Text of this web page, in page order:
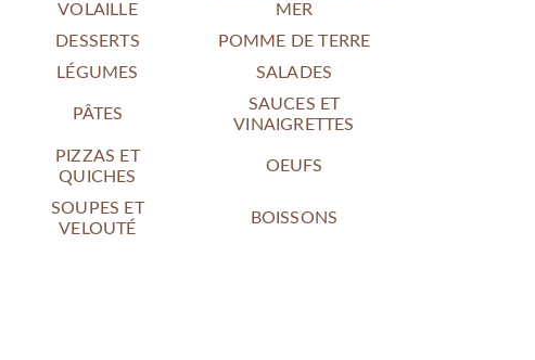
VOLAILLE
MER
DESSERTS
POMME DE TERRE
LÉGUMES
SALADES
PÂTES
SAUCES ET
VINAIGRETTES
PIZZAS ET
QUICHES
OEUFS
SOUPES ET
VELOUTÉ
BOISSONS